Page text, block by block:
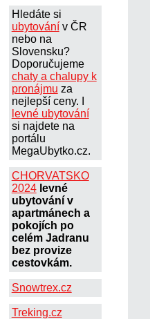
Hledáte si
ubytovánív ČR
nebo na
Slovensku?
Doporučujeme
chaty a chalupy k
pronájmu za
nejlepší ceny. I
levné ubytování
si najdete na
portálu
MegaUbytko.cz.
CHORVATSKO
2024 levné
ubytování v
apartmánech a
pokojích po
celém Jadranu
bez provize
cestovkám.
Snowtrex.cz
Treking.cz